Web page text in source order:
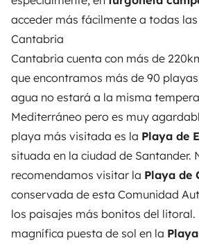
acceder más fácilmente a todas
Cantabria
Cantabria cuenta con más de
que encontramos más de 90
agua no estará a la misma
Mediterráneo pero es muy
playa más visitada es la Playa de
situada en la ciudad de Santander.
recomendamos visitar la Playa de
conservada de esta Comunidad
los paisajes más bonitos del
magnífica puesta de sol en la